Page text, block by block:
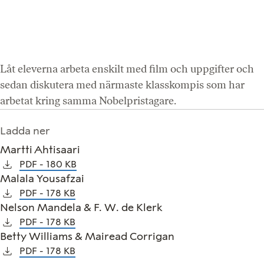
Låt eleverna arbeta enskilt med film och uppgifter och
sedan diskutera med närmaste klasskompis som har
arbetat kring samma Nobelpristagare.
Ladda ner
Martti Ahtisaari
PDF 180 KB
Malala Yousafzai
PDF 178 KB
Nelson Mandela & F. W. de Klerk
PDF 178 KB
Betty Williams & Mairead Corrigan
PDF 178 KB